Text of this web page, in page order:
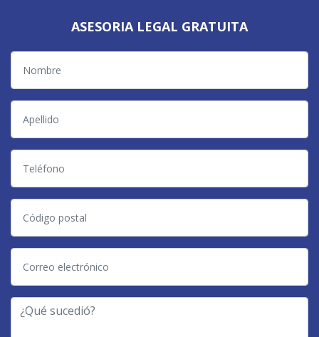
ASESORIA LEGAL GRATUITA
postal
electrónico
¿Qué